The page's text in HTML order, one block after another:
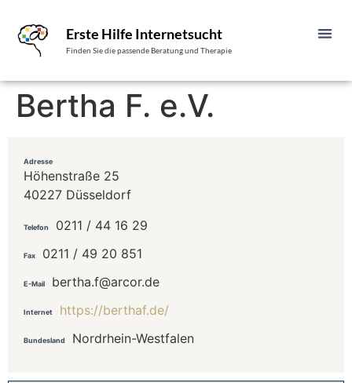
Erste Hilfe Internetsucht
Finden Sie die passende Beratung und Therapie
Bertha F. e.V.
Adresse
Höhenstraße 25
40227 Düsseldorf
Telefon 0211 / 44 16 29
Fax 0211 / 49 20 851
E-Mail bertha.f@arcor.de
Internet https://berthaf.de/
Bundesland Nordrhein-Westfalen